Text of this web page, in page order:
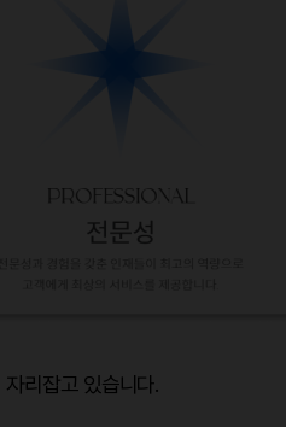
자리잡고 있습니다.